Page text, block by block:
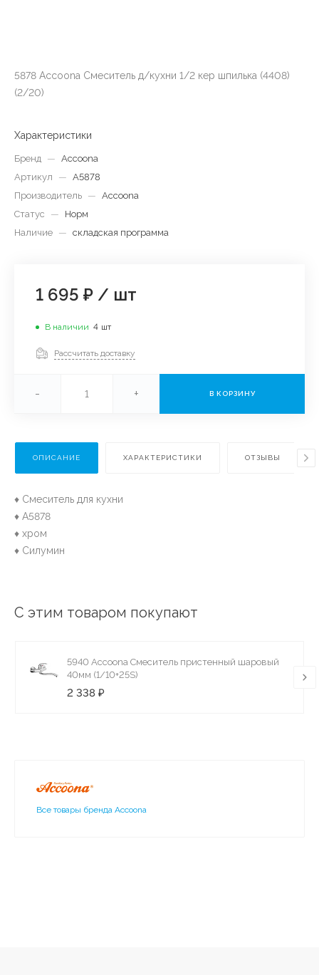
5878 Accoona Смеситель д/кухни 1/2 кер шпилька (4408)
(2/20)
Характеристики
Бренд — Accoona
Артикул
— A5878
Производитель — Accoona
Статус
—
Норм
Наличие — складская программа
1 695 ₽ / шт
В наличии 4 шт
Рассчитать доставку
- + В КОРЗИНУ
ОПИСАНИЕ ХАРАКТЕРИСТИКИ ОТЗЫВЫ
♦ Смеситель для кухни
♦ A5878
♦ хром
♦ Силумин
С этим товаром покупают
5940 Accoona Смеситель пристенный шаровый
40мм (1/10+25S)
2 338 ₽
Все товары бренда Accoona